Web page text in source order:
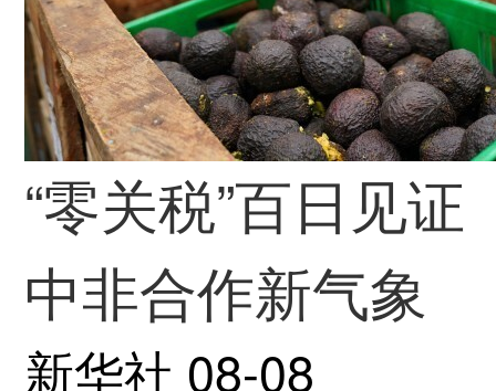
“零关税”百日见证
中非合作新气象
新华社 08-08